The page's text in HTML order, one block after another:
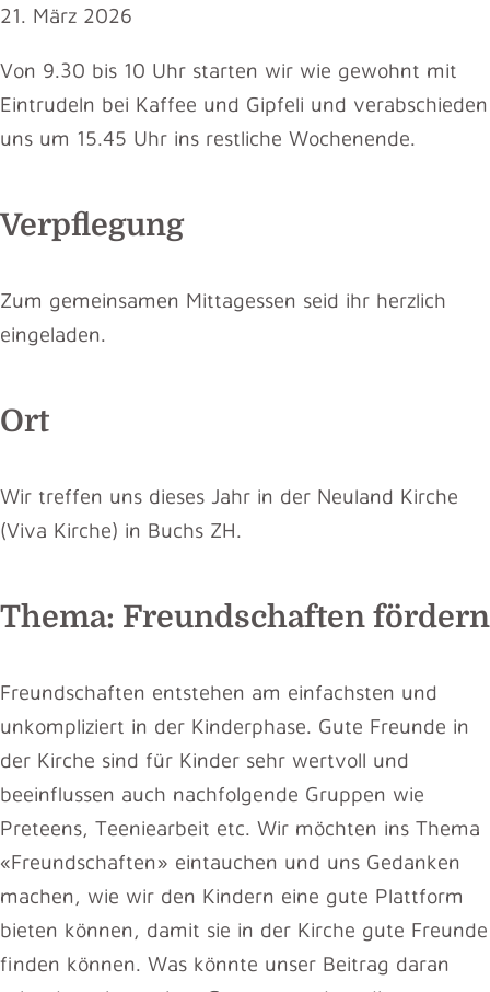
21. März 2026
Von 9.30 bis 10 Uhr starten wir wie gewohnt mit
Eintrudeln bei Kaffee und Gipfeli und verabschieden
uns um 15.45 Uhr ins restliche Wochenende.
Verpflegung
Zum gemeinsamen Mittagessen seid ihr herzlich
eingeladen.
Ort
Wir treffen uns dieses Jahr in der Neuland Kirche
(Viva Kirche) in Buchs ZH.
Thema: Freundschaften fördern
Freundschaften entstehen am einfachsten und
unkompliziert in der Kinderphase. Gute Freunde in
der Kirche sind für Kinder sehr wertvoll und
beeinflussen auch nachfolgende Gruppen wie
Preteens, Teeniearbeit etc. Wir möchten ins Thema
«Freundschaften» eintauchen und uns Gedanken
machen, wie wir den Kindern eine gute Plattform
bieten können, damit sie in der Kirche gute Freunde
finden können. Was könnte unser Beitrag daran